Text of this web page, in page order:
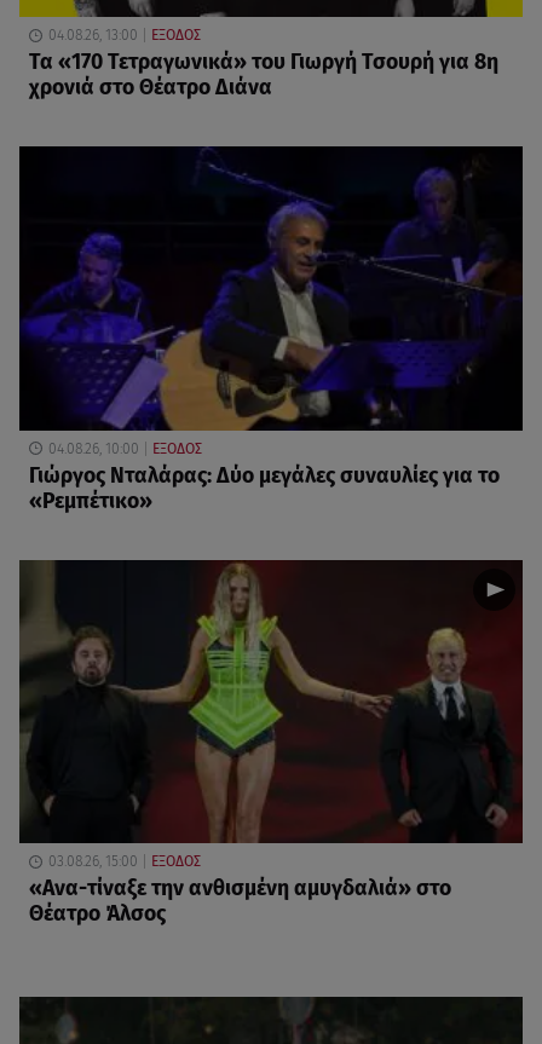
04.08.26, 13:00 ΕΞΟΔΟΣ
Τα «170 Τετραγωνικά» του Γιωργή Τσουρή για 8η
χρονιά στο Θέατρο Διάνα
04.08.26, 10:00 ΕΞΟΔΟΣ
Γιώργος Νταλάρας: Δύο μεγάλες συναυλίες για το
«Ρεμπέτικο»
03.08.26, 15:00 ΕΞΟΔΟΣ
«Ανα-τίναξε την ανθισμένη αμυγδαλιά» στο
Θέατρο Άλσος